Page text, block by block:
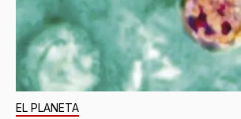
EL PLANETA